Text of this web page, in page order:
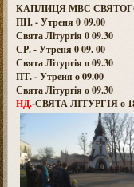
КАПЛИЦЯ МВС
ПН. - Утреня 0 09.00
Свята Літургія 0 09.30
СР. - Утреня 0 09. 00
Свята Літургія о 09.30
ПТ. - Утреня о 09.00
Свята Літургія о 09.30
НД.-СВЯТА ЛІТУРГІЯ о